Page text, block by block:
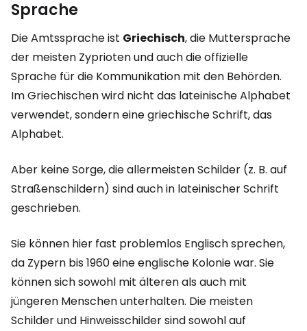
Sprache
Die Amtssprache ist Griechisch, die Muttersprache
der meisten Zyprioten und auch die offizielle
Sprache für die Kommunikation mit den Behörden.
Im Griechischen wird nicht das lateinische Alphabet
verwendet, sondern eine griechische Schrift, das
Alphabet.
Aber keine Sorge, die allermeisten Schilder (z. B. auf
Straßenschildern) sind auch in lateinischer Schrift
geschrieben.
Sie können hier fast problemlos Englisch sprechen,
da Zypern bis 1960 eine englische Kolonie war. Sie
können sich sowohl mit älteren als auch mit
jüngeren Menschen unterhalten. Die meisten
Schilder und Hinweisschilder sind sowohl auf